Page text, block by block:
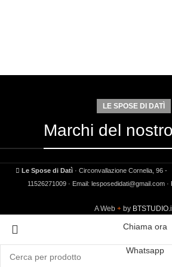
LE SPOSE DI DATÌ
Marchi del
Le Spose di Datì· Circonvallazione Cornelia, 96 -
11526271009 · Email: lesposedidati@gmail.com ·
A Web by
Chiama ora
Whatsapp